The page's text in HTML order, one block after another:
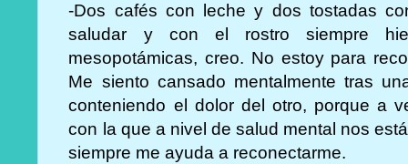
-Dos cafés con leche y dos tostadas
saludar y con el rostro siempre
mesopotámicas, creo. No estoy para
Me siento cansado mentalmente tras
conteniendo el dolor del otro, porque a
con la que a nivel de salud mental nos
siempre me ayuda a reconectarme.